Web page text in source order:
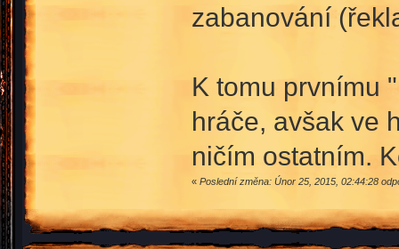
zabanování
K tomu prvnímu
hráče, avšak ve
ničím ostatním.
« Poslední změna: Únor 25, 2015, 02:44:28